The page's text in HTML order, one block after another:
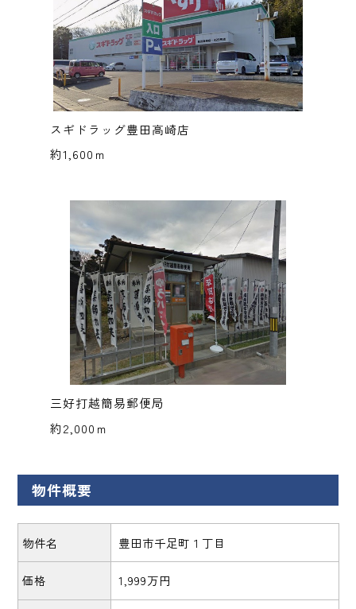
スギドラッグ豊田高崎店
約1,600ｍ
三好打越簡易郵便局
約2,000ｍ
物件概要
物件名 豊田市千足町１丁目
価格 1,999万円